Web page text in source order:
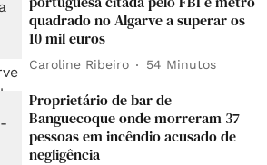
quadrado no Algarve a superar os
10 mil euros
Caroline Ribeiro 54 Minutos
Proprietário de bar de
Banguecoque onde morreram 37
pessoas em incêndio acusado de
negligência